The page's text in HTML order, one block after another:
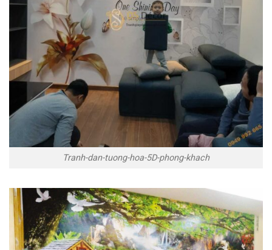
Tranh-dan-tuong-hoa-5D-phong-khach